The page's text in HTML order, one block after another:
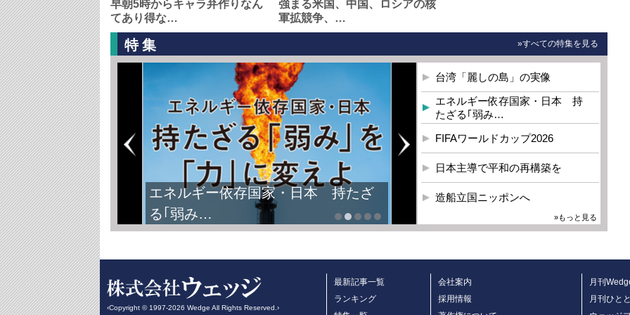
早朝5時からキャラ弁作りなん
てあり得な…
強まる米国、中国、ロシアの核
軍拡競争、…
特集 »すべての特集を見る
FIFAワールドカップ2026
台湾「麗しの島」の実像
エネルギー依存国家・日本 持
たざる｢弱み…
FIFAワールドカップ2026
日本主導で平和の再構築を
造船立国ニッポンへ
»もっと見る
‹Copyright © 1997-2026 Wedge All Rights Reserved.›
最新記事一覧
ランキング
会社案内
採用情報
月刊
月刊ひと